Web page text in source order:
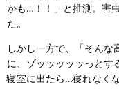
かも…！！」と推測。害
た。
しかし一方で、「そんな
に、ゾッッッッッっとす
寝室に出たら…寝れなく